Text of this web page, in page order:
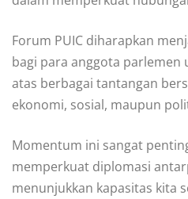
Forum PUIC diharapkan
bagi para anggota
atas berbagai tantangan
ekonomi, sosial, maupun
Momentum ini sangat
memperkuat diplomasi
menunjukkan kapasitas kita